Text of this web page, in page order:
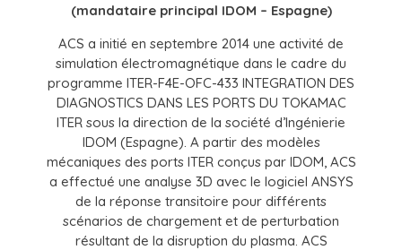
(mandataire principal IDOM – Espagne)
ACS a initié en septembre 2014 une activité de
simulation électromagnétique dans le cadre du
programme ITER-F4E-OFC-433 INTEGRATION DES
DIAGNOSTICS DANS LES PORTS DU TOKAMAC
ITER sous la direction de la société d’Ingénierie
IDOM (Espagne). A partir des modèles
mécaniques des ports ITER conçus par IDOM, ACS
a effectué une analyse 3D avec le logiciel ANSYS
de la réponse transitoire pour différents
scénarios de chargement et de perturbation
résultant de la disruption du plasma. ACS